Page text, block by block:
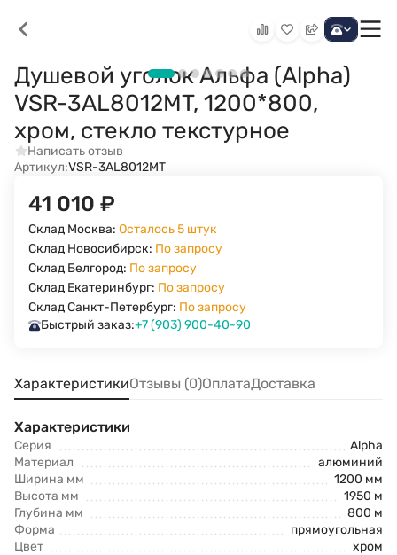
Душевой уголок Альфа (Alpha)
VSR-3AL8012MT, 1200*800,
хром, стекло текстурное
Написать отзыв
Артикул:VSR-3AL8012MT
41 010 ₽
Склад Москва: Осталось 5 штук
Склад Новосибирск: По запросу
Склад Белгород: По запросу
Склад Екатеринбург: По запросу
Склад Санкт-Петербург: По запросу
Быстрый заказ:+7 (903) 900-40-90
ХарактеристикиОтзывы (0)ОплатаДоставка
Характеристики
Серия
Alpha
Материал
алюминий
Ширина мм
1200 мм
Высота мм
1950 м
Глубина мм
800 м
Форма
прямоугольная
Цвет
хром